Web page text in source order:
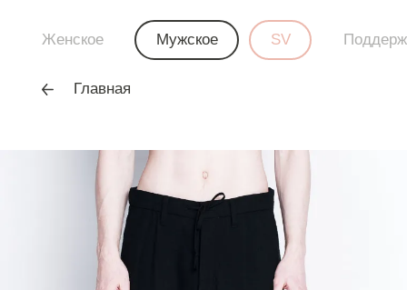
Женское Мужское SV
Главная